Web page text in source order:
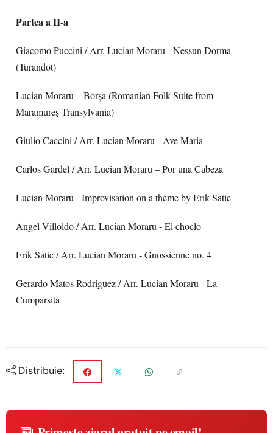
Partea a II-a
Giacomo Puccini / Arr. Lucian Moraru - Nessun Dorma
(Turandot)
Lucian Moraru – Borșa (Romanian Folk Suite from
Maramureș Transylvania)
Giulio Caccini / Arr. Lucian Moraru - Ave Maria
Carlos Gardel / Arr. Lucian Moraru – Por una Cabeza
Lucian Moraru - Improvisation on a theme by Erik Satie
Angel Villoldo / Arr. Lucian Moraru - El choclo
Erik Satie / Arr. Lucian Moraru - Gnossienne no. 4
Gerardo Matos Rodriguez / Arr. Lucian Moraru - La
Cumparsita
Distribuie: